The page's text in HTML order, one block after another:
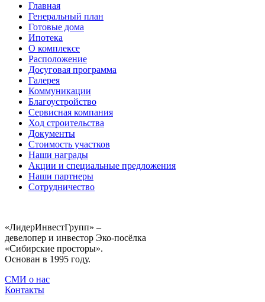
Главная
Генеральный план
Готовые дома
Ипотека
О комплексе
Расположение
Досуговая программа
Галерея
Коммуникации
Благоустройство
Сервисная компания
Ход строительства
Документы
Стоимость участков
Наши награды
Акции и специальные предложения
Наши партнеры
Сотрудничество
«ЛидерИнвестГрупп» –
девелопер и инвестор Эко-посёлка
«Сибирские просторы».
Основан в 1995 году.
СМИ о нас
Контакты